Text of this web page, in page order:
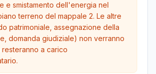
e smistamento dell'energia nel
terreno del mappale 2. Le altre
patrimoniale, assegnazione della
domanda giudiziale) non verranno
resteranno a carico